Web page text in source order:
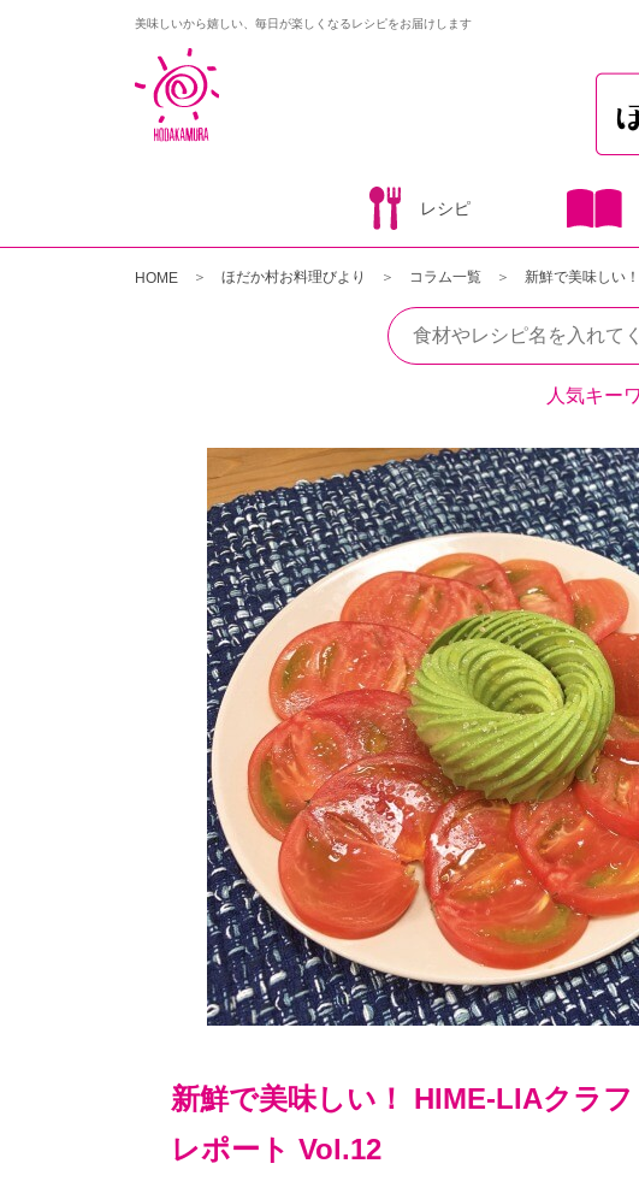
美味しいから嬉しい、毎日が楽しくなるレシピをお届けします
レシピ
HOME ほだか村お料理びより コラム一覧 新鮮で美味しい
人気キー
新鮮で美味しい！ HIME-LIAクラ
レポート Vol.12